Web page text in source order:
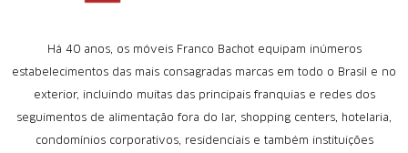
Há 40 anos, os móveis Franco Bachot equipam inúmeros
estabelecimentos das mais consagradas marcas em todo o Brasil e no
exterior, incluindo muitas das principais franquias e redes dos
seguimentos de alimentação fora do lar, shopping centers, hotelaria,
condomínios corporativos, residenciais e também instituições